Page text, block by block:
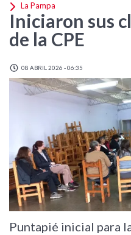
La Pampa
Iniciaron sus
de la CPE
08 ABRIL 2026 - 06:35
Puntapié inicial para